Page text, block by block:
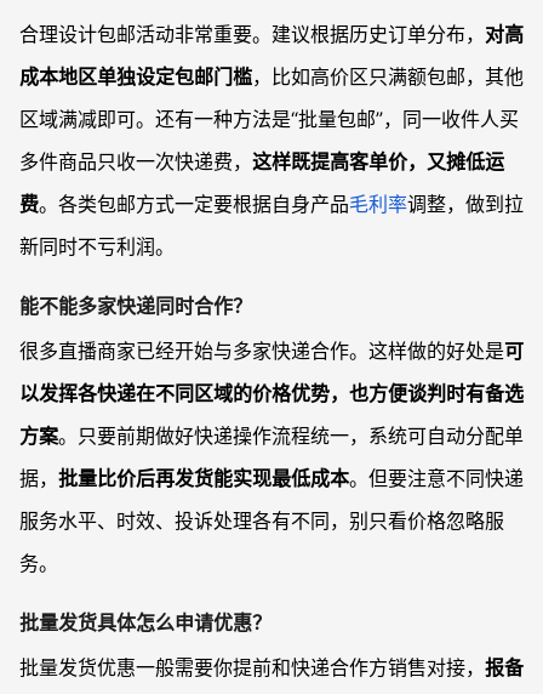
合理设计包邮活动非常重要。建议根据历史订单分布， 对高
成本地区单独设定包邮门槛，比如高价区只满额包邮，其他
区域满减即可。还有一种方法是“批量包邮”，同一收件人买
多件商品只收一次快递费， 这样既提高客单价，又摊低运
费。各类包邮方式一定要根据自身产品毛利率调整，做到拉
新同时不亏利润。
能不能多家快递同时合作？
很多直播商家已经开始与多家快递合作。这样做的好处是可
以发挥各快递在不同区域的价格优势，也方便谈判时有备选
方案。只要前期做好快递操作流程统一，系统可自动分配单
据， 批量比价后再发货能实现最低成本。但要注意不同快递
服务水平、时效、投诉处理各有不同，别只看价格忽略服
务。
批量发货具体怎么申请优惠？
批量发货优惠一般需要你提前和快递合作方销售对接， 报备